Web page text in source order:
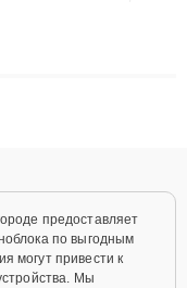
решают
предоставляет
по выгодным
могут привести к
Мы